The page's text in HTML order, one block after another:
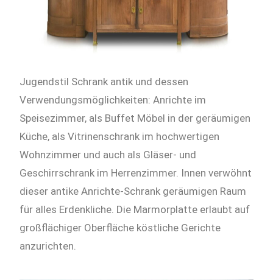
Jugendstil Schrank antik und dessen
Verwendungsmöglichkeiten: Anrichte im
Speisezimmer, als Buffet Möbel in der geräumigen
Küche, als Vitrinenschrank im hochwertigen
Wohnzimmer und auch als Gläser- und
Geschirrschrank im Herrenzimmer. Innen verwöhnt
dieser antike Anrichte-Schrank geräumigen Raum
für alles Erdenkliche. Die Marmorplatte erlaubt auf
großflächiger Oberfläche köstliche Gerichte
anzurichten.